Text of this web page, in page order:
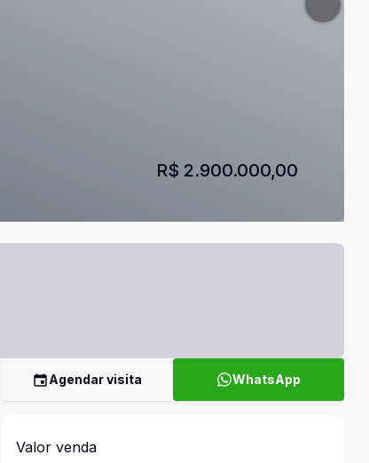
R$ 2.900.000,00
Agendar visita WhatsApp
Valor venda